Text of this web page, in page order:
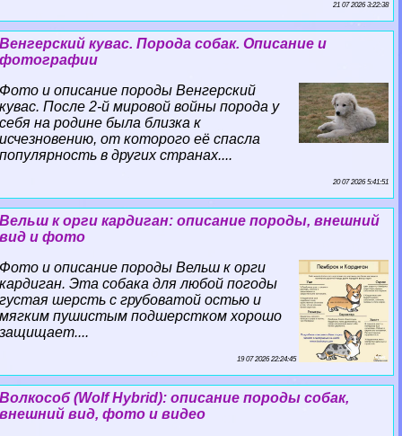
21 07 2026 3:22:38
Венгерский кувас. Порода собак. Описание и
фотографии
Фото и описание породы Венгерский
кувас. После 2-й мировой войны порода у
себя на родине была близка к
исчезновению, от которого её спасла
популярность в других странах....
20 07 2026 5:41:51
Вельш к opги кардиган: описание породы, внешний
вид и фото
Фото и описание породы Вельш к opги
кардиган. Эта собака для любой погоды
густая шерсть с грубоватой остью и
мягким пушистым подшерстком хорошо
защищает....
19 07 2026 22:24:45
Волкособ (Wolf Hybrid): описание породы собак,
внешний вид, фото и видео